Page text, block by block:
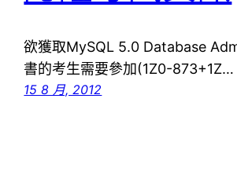
欲獲取MySQL 5.0 Database
書的考生需要參加(1Z0-873+1Z…
15 8 月, 2012